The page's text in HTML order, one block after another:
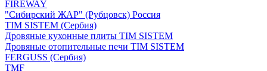
FIREWAY
"Сибирский ЖАР" (Рубцовск) Россия
TIM SISTEM (Сербия)
Дровяные кухонные плиты TIM SISTEM
Дровяные отопительные печи TIM SISTEM
FERGUSS (Сербия)
TMF